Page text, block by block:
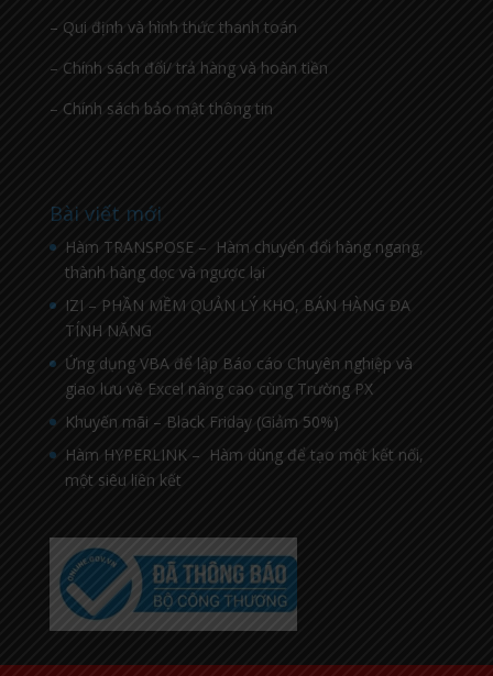
– Qui định và hình thức thanh toán
– Chính sách đổi/ trả hàng và hoàn tiền
– Chính sách bảo mật thông tin
Bài viết mới
Hàm TRANSPOSE – Hàm chuyển đổi hàng ngang,
thành hàng dọc và ngược lại
IZI – PHẦN MỀM QUẢN LÝ KHO, BÁN HÀNG ĐA
TÍNH NĂNG
Ứng dụng VBA để lập Báo cáo Chuyên nghiệp và
giao lưu về Excel nâng cao cùng Trường PX
Khuyến mãi – Black Friday (Giảm 50%)
Hàm HYPERLINK – Hàm dùng để tạo một kết nối,
một siêu liên kết